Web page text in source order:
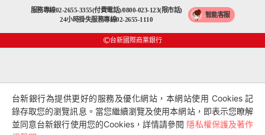
服務專線02-2655-3355(付費電話)/0800-023-123(限市話)
24小時掛失服務專線02-2655-1110
智能客服
台新國際商業銀行
台新銀行為提供更好的服務及優化網站，本網站使用 Cookies 記
錄存取您的瀏覽訊息。當您繼續瀏覽及使用本網站，即表示您瞭解
並同意台新銀行使用您的Cookies，詳情請參閱 隱私權保護及著作